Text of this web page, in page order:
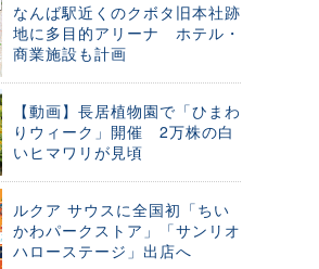
なんば駅近くのクボタ旧本社跡
地に多目的アリーナ ホテル・
商業施設も計画
【動画】長居植物園で「ひまわ
りウィーク」開催 2万株の白
いヒマワリが見頃
ルクア サウスに全国初「ちい
かわパークストア」「サンリオ
ハローステージ」出店へ